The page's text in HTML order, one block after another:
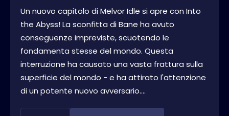
Un nuovo capitolo di Melvor Idle si apre con Into
the Abyss! La sconfitta di Bane ha avuto
conseguenze impreviste, scuotendo le
fondamenta stesse del mondo. Questa
interruzione ha causato una vasta frattura sulla
superficie del mondo - e ha attirato l'attenzione
di un potente nuovo avversario....